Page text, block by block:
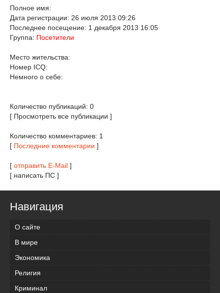
Полное имя:
Дата регистрации: 26 июля 2013 09:26
Последнее посещение: 1 декабря 2013 16:05
Группа: Посетители
Место жительства:
Номер ICQ:
Немного о себе:
Количество публикаций: 0
[ Просмотреть все публикации ]
Количество комментариев: 1
[ Последние комментарии ]
[ отправить E-Mail ]
[ написать ПС ]
Навигация
О сайте
В мире
Экономика
Религия
Криминал